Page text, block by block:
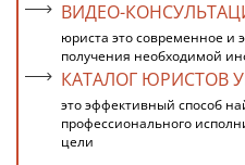
ВИДЕО-
юриста это современное и
получения необходимой
КАТАЛОГ ЮРИСТОВ
это эффективный способ
профессионального
цели